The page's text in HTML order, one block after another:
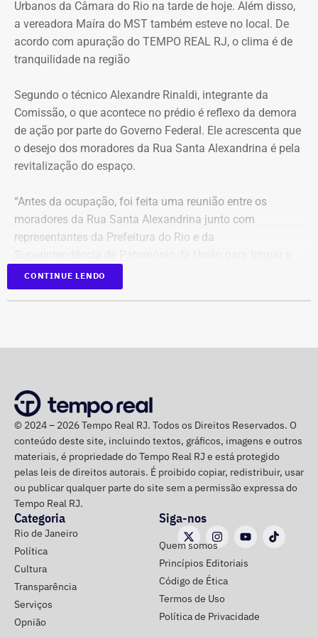
Na cidade do Rio, o domingo será mais quente, com
mínima prevista de 21°C e máxima de 36°C. A previsão
indica sol entre nuvens durante o dia, com aumento da
nebulosidade e possibilidade de pancadas de chuva à
A mudança ocorre com o afastamento da frente fria que
atuou sobre o estado e a aproximação de um novo
sistema.
Urbanos da Câmara do Rio na tarde de hoje. Além disso,
a vereadora Maíra do MST também esteve no local. De
acordo com apuração do TEMPO REAL RJ, o clima é de
tranquilidade na região
Segundo o técnico Alexandre Rinaldi, integrante da
Comissão, o que acontece no prédio é reflexo da demora
de ação por parte do Governo Federal. Ele acrescenta que
o desejo dos moradores da Rua Santa Alexandrina é pela
revitalização do espaço.
“Antes da ocupação, foi feita uma reunião entre os
moradores da Rua Santa Alexandrina junto com
representantes da Prefeitura do Rio e da
terreno até passar para o Arquivo Nacional. Mas o
Governo Federal demorou tanto para agir que hoje
Integrante de movimento afirma que
ocupação aconteceu após quatro
despdejos
Integrante do Movimento de Luta nos Bairros, Vilas e
Favelas (MLB), dona Enita afirmou que o grupo de
ocupantes chegou ao atual prédio depois de sofrer quatro
despejos.
“Nós já sofremos quatro despejos. O objetivo da
ocupação é justamente dar ao imóvel uma função social
que atenda as necessidades básicas das famílias. Desde
que eu entrei no MLB nunca faltou comida. Só o que falta
mesmo é um teto, um lar para morar. Queremos fazer
CONTINUE LENDO
© 2024 – 2026 Tempo Real RJ. Todos os Direitos Reservados. O
conteúdo deste site, incluindo textos, gráficos, imagens e outros
materiais, é propriedade do Tempo Real RJ e está protegido
pelas leis de direitos autorais. É proibido copiar, redistribuir, usar
ou publicar qualquer parte do site sem a permissão expressa do
Tempo Real RJ.
Categoria
Rio de Janeiro
Política
Cultura
Transparência
Serviços
Opnião
Siga-nos
Quem somos
Princípios Editoriais
Código de Ética
Termos de Uso
Política de Privacidade